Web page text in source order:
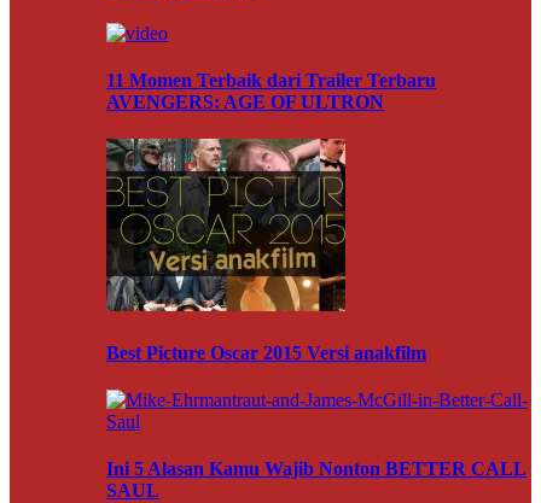
11 Momen Terbaik dari Trailer Terbaru
AVENGERS: AGE OF ULTRON
Best Picture Oscar 2015 Versi anakfilm
Ini 5 Alasan Kamu Wajib Nonton BETTER CALL
SAUL